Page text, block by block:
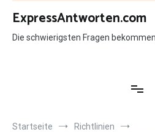
Zum
Inhalt
springen
ExpressAntworten.com
Die schwierigsten Fragen
Startseite
Richtlinien